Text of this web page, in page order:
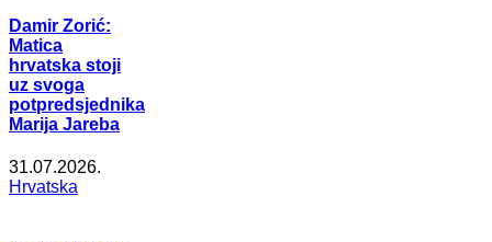
Damir Zorić:
Matica
hrvatska stoji
uz svoga
potpredsjednika
Marija Jareba
31.07.2026.
Hrvatska